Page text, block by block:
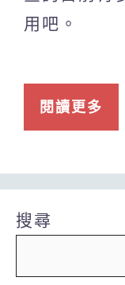
用吧。
閱讀更多
搜尋